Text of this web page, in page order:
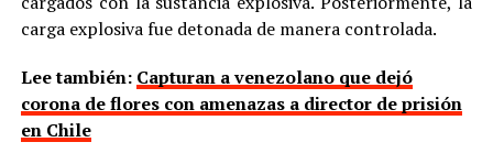
carga explosiva fue detonada de manera controlada.
Lee también: Capturan a venezolano que dejó
corona de flores con amenazas a director de prisión
en Chile